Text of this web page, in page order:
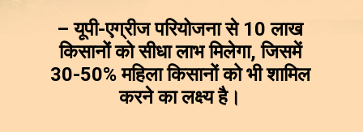
– यूपी-एग्रीज परियोजना से 10 लाख
किसानों को सीधा लाभ मिलेगा, जिसमें
30-50% महिला किसानों को भी शामिल
करने का लक्ष्य है।